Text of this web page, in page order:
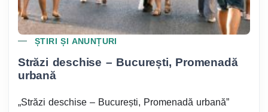
ȘTIRI ȘI ANUNȚURI
Străzi deschise – București, Promenadă
urbană
„Străzi deschise – București, Promenadă urbană”